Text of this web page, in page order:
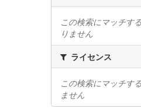
この検索にマッチす
りません
ライセンス
この検索にマッチす
ません